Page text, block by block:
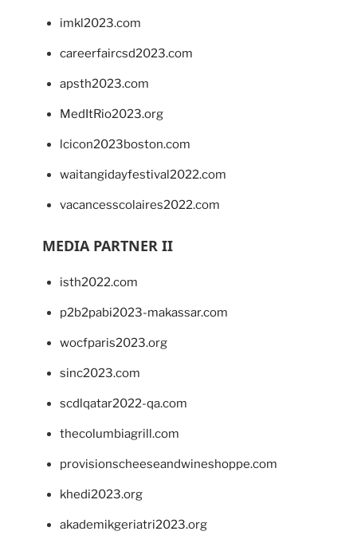
imkl2023.com
careerfaircsd2023.com
apsth2023.com
MedItRio2023.org
lcicon2023boston.com
waitangidayfestival2022.com
vacancesscolaires2022.com
MEDIA PARTNER II
isth2022.com
p2b2pabi2023-makassar.com
wocfparis2023.org
sinc2023.com
scdlqatar2022-qa.com
thecolumbiagrill.com
provisionscheeseandwineshoppe.com
khedi2023.org
akademikgeriatri2023.org